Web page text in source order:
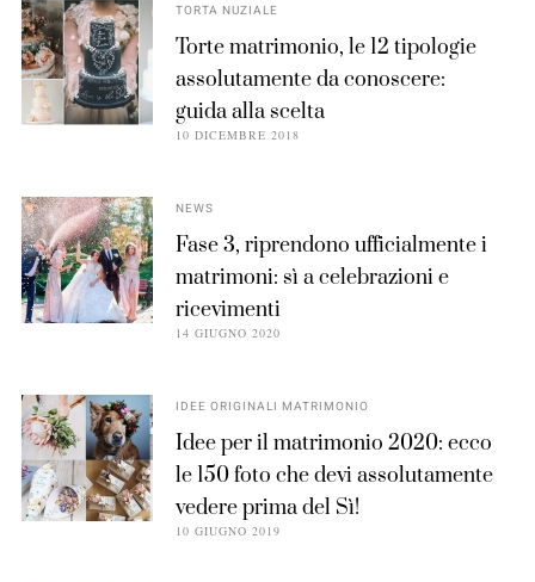
TORTA NUZIALE
Torte matrimonio, le 12 tipologie
assolutamente da conoscere:
guida alla scelta
10 DICEMBRE 2018
NEWS
Fase 3, riprendono ufficialmente i
matrimoni: sì a celebrazioni e
ricevimenti
14 GIUGNO 2020
IDEE ORIGINALI MATRIMONIO
Idee per il matrimonio 2020: ecco
le 150 foto che devi assolutamente
vedere prima del Sì!
10 GIUGNO 2019